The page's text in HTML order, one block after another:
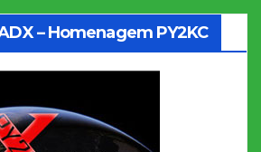
– Homenagem PY2KC